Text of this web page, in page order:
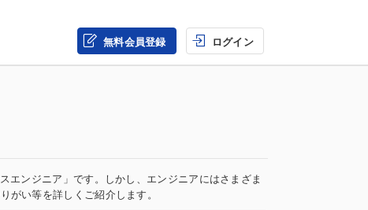
無料会員登録 ログイン
エンジニア」です。しかし、エンジニアにはさまざま
がい等を詳しくご紹介します。